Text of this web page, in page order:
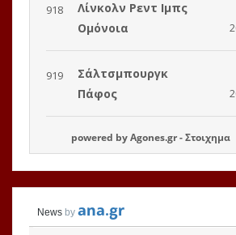
powered byAgones.gr-Στοιχημα